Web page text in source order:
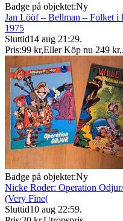
Badge på objektet:Ny
Jan Lööf – Bellman – Folket i
1975
Sluttid14 aug 21:29.
Pris:99 kr,Eller Köp nu 249 kr,.
Badge på objektet:Ny
Nicke Roder: Operation
(Very Fine(
Sluttid10 aug 22:59.